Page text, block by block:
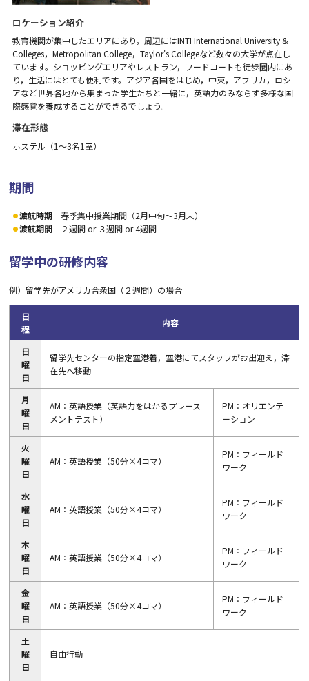
ロケーション紹介
教育機関が集中したエリアにあり，周辺にはINTI International University &
Colleges，Metropolitan College，Taylor's Collegeなど数々の大学が点在し
ています。ショッピングエリアやレストラン，フードコートも徒歩圏内にあ
り，生活にはとても便利です。アジア各国をはじめ，中東，アフリカ，ロシ
アなど世界各地から集まった学生たちと一緒に，英語力のみならず多様な国
際感覚を養成することができるでしょう。
滞在形態
ホステル（1～3名1室）
期間
渡航時期 春季集中授業期間（2月中旬～3月末）
渡航期間 ２週間 or ３週間 or 4週間
留学中の研修内容
例）留学先がアメリカ合衆国（２週間）の場合
日
程
内容
日
曜
日
留学先センターの指定空港着，空港にてスタッフがお出迎え，滞
在先へ移動
月
曜
日
AM：英語授業（英語力をはかるプレース
メントテスト）
PM：オリエンテ
ーション
火
曜
日
AM：英語授業（50分×4コマ）
PM：フィールド
ワーク
水
曜
日
AM：英語授業（50分×4コマ）
PM：フィールド
ワーク
木
曜
日
AM：英語授業（50分×4コマ）
PM：フィールド
ワーク
金
曜
日
AM：英語授業（50分×4コマ）
PM：フィールド
ワーク
土
曜
日
自由行動